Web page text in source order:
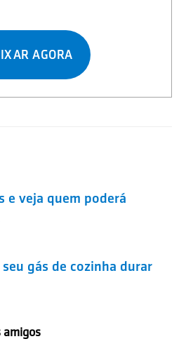
AGORA
e veja quem poderá
gás de cozinha durar
amigos